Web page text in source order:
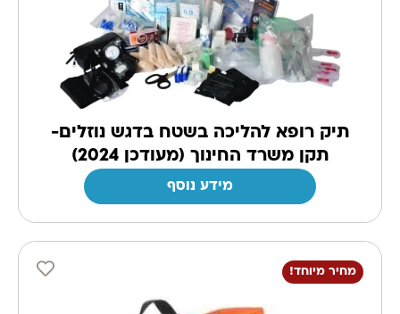
תיק רופא להליכה בשטח בדגש נוזלים-
תקן משרד החינוך (מעודכן 2024)
מידע נוסף
מחיר מיוחד!